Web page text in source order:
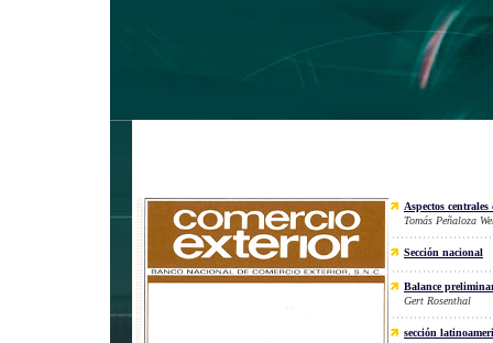
Aspectos
Tomás Peñaloza
Sección nacional
Balance
Gert Rosenthal
sección